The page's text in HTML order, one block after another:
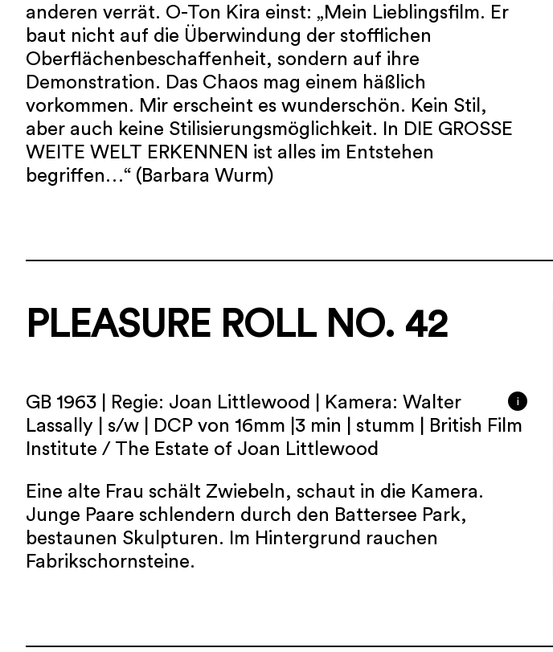
anderen verrät. O-Ton Kira einst: „Mein Lieblingsfilm. Er
baut nicht auf die Überwindung der stofflichen
Oberflächenbeschaffenheit, sondern auf ihre
Demonstration. Das Chaos mag einem häßlich
vorkommen. Mir erscheint es wunderschön. Kein Stil,
aber auch keine Stilisierungsmöglichkeit. In DIE GROSSE
WEITE WELT ERKENNEN ist alles im Entstehen
begriffen…“ (Barbara Wurm)
PLEASURE ROLL NO. 42
i
GB 1963 | Regie: Joan Littlewood | Kamera: Walter
Lassally | s/w | DCP von 16mm |3 min | stumm | British Film
Institute / The Estate of Joan Littlewood
Eine alte Frau schält Zwiebeln, schaut in die Kamera.
Junge Paare schlendern durch den Battersee Park,
bestaunen Skulpturen. Im Hintergrund rauchen
Fabrikschornsteine.